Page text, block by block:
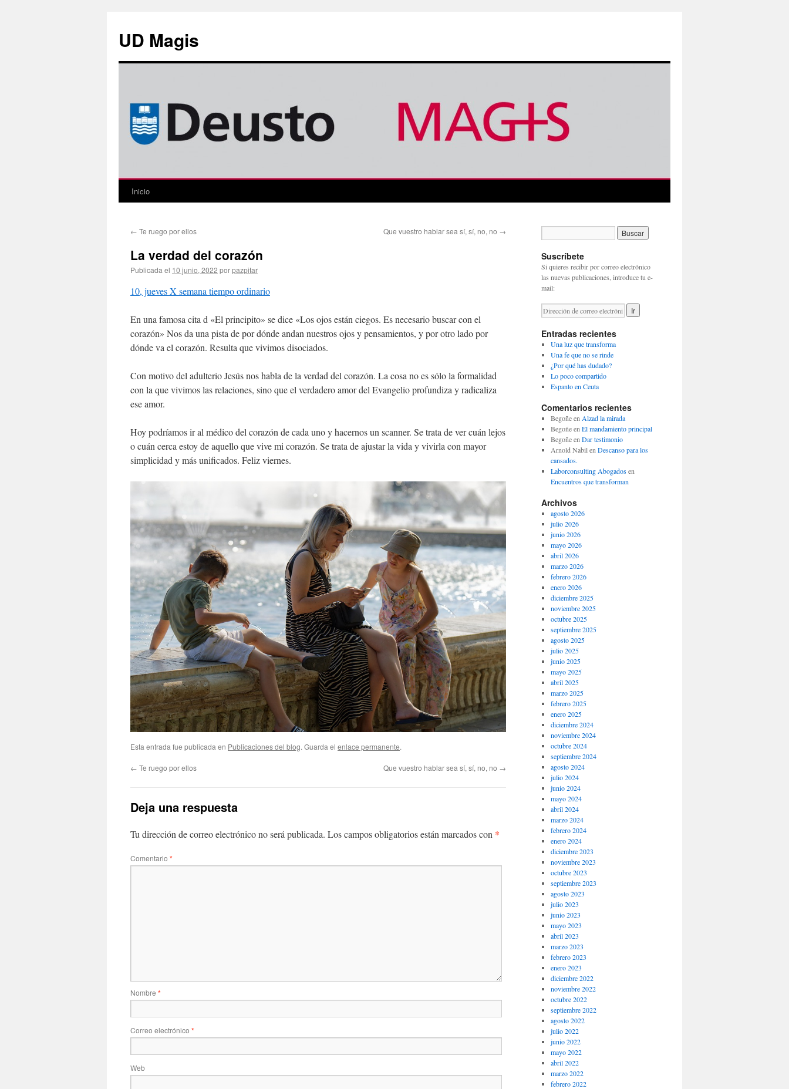
contenido
UD Magis
Inicio
← Te ruego por ellos Que vuestro hablar sea sí, sí, no, no →
La verdad del corazón
Publicada el 10 junio, 2022 porpazpitar
10, jueves X semana tiempo ordinario
En una famosa cita d «El principito» se dice «Los ojos están ciegos. Es necesario buscar con el
corazón» Nos da una pista de por dónde andan nuestros ojos y pensamientos, y por otro lado por
dónde va el corazón. Resulta que vivimos disociados.
Con motivo del adulterio Jesús nos habla de la verdad del corazón. La cosa no es sólo la formalidad
con la que vivimos las relaciones, sino que el verdadero amor del Evangelio profundiza y radicaliza
ese amor.
Hoy podríamos ir al médico del corazón de cada uno y hacernos un scanner. Se trata de ver cuán lejos
o cuán cerca estoy de aquello que vive mi corazón. Se trata de ajustar la vida y vivirla con mayor
simplicidad y más unificados. Feliz viernes.
Esta entrada fue publicada en Publicaciones del blog. Guarda el enlace permanente.
← Te ruego por ellos Que vuestro hablar sea sí, sí, no, no →
Deja una respuesta
Tu dirección de correo electrónico no será publicada. Los campos obligatorios están marcados con *
Comentario *
Nombre *
Correo electrónico *
Web
Suscríbete
Si quieres recibir por correo electrónico
las nuevas publicaciones, introduce tu e-
mail:
Entradas recientes
Una luz que transforma
Una fe que no se rinde
¿Por qué has dudado?
Lo poco compartido
Espanto en Ceuta
Comentarios recientes
Begoñeen Alzad la mirada
Begoñeen El mandamiento principal
Begoñeen Dar testimonio
Arnold Nabilen Descanso para los
cansados.
Laborconsulting Abogadosen
Encuentros que transforman
Archivos
agosto 2026
julio 2026
junio 2026
mayo 2026
abril 2026
marzo 2026
febrero 2026
enero 2026
diciembre 2025
noviembre 2025
octubre 2025
septiembre 2025
agosto 2025
julio 2025
junio 2025
mayo 2025
abril 2025
marzo 2025
febrero 2025
enero 2025
diciembre 2024
noviembre 2024
octubre 2024
septiembre 2024
agosto 2024
julio 2024
junio 2024
mayo 2024
abril 2024
marzo 2024
febrero 2024
enero 2024
diciembre 2023
noviembre 2023
octubre 2023
septiembre 2023
agosto 2023
julio 2023
junio 2023
mayo 2023
abril 2023
marzo 2023
febrero 2023
enero 2023
diciembre 2022
noviembre 2022
octubre 2022
septiembre 2022
agosto 2022
julio 2022
junio 2022
mayo 2022
abril 2022
marzo 2022
febrero 2022